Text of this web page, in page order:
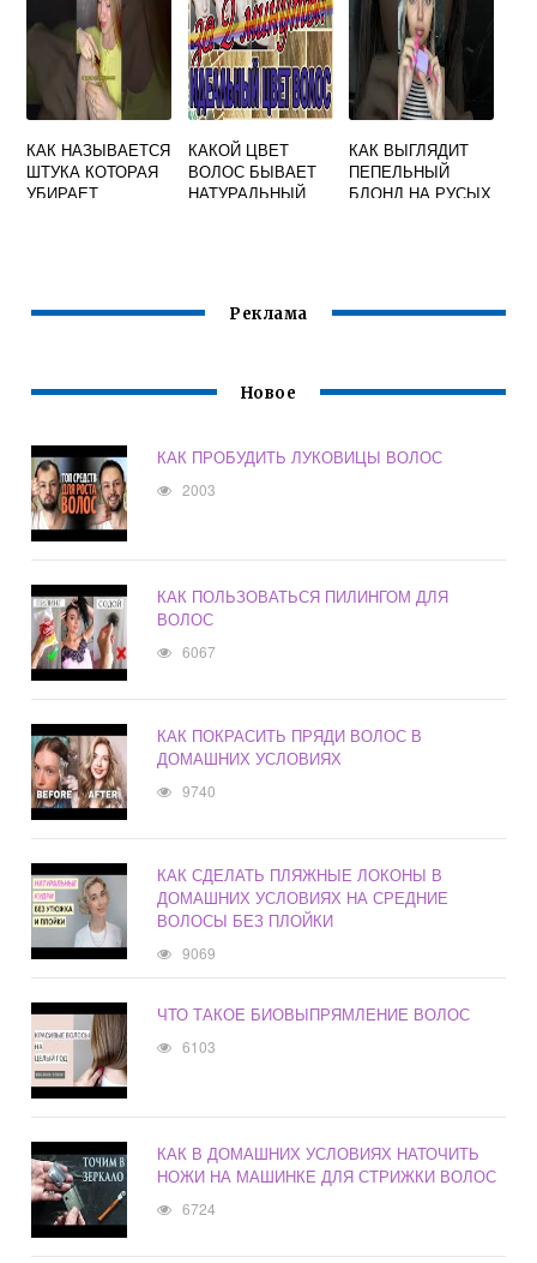
КАК НАЗЫВАЕТСЯ
ШТУКА КОТОРАЯ
УБИРАЕТ
КАКОЙ ЦВЕТ
ВОЛОС БЫВАЕТ
НАТУРАЛЬНЫЙ
КАК ВЫГЛЯДИТ
ПЕПЕЛЬНЫЙ
БЛОНД НА РУСЫХ
Реклама
Новое
КАК ПРОБУДИТЬ ЛУКОВИЦЫ ВОЛОС
2003
КАК ПОЛЬЗОВАТЬСЯ ПИЛИНГОМ ДЛЯ
ВОЛОС
6067
КАК ПОКРАСИТЬ ПРЯДИ ВОЛОС В
ДОМАШНИХ УСЛОВИЯХ
9740
КАК СДЕЛАТЬ ПЛЯЖНЫЕ ЛОКОНЫ В
ДОМАШНИХ УСЛОВИЯХ НА СРЕДНИЕ
ВОЛОСЫ БЕЗ ПЛОЙКИ
9069
ЧТО ТАКОЕ БИОВЫПРЯМЛЕНИЕ ВОЛОС
6103
КАК В ДОМАШНИХ УСЛОВИЯХ НАТОЧИТЬ
НОЖИ НА МАШИНКЕ ДЛЯ СТРИЖКИ ВОЛОС
6724